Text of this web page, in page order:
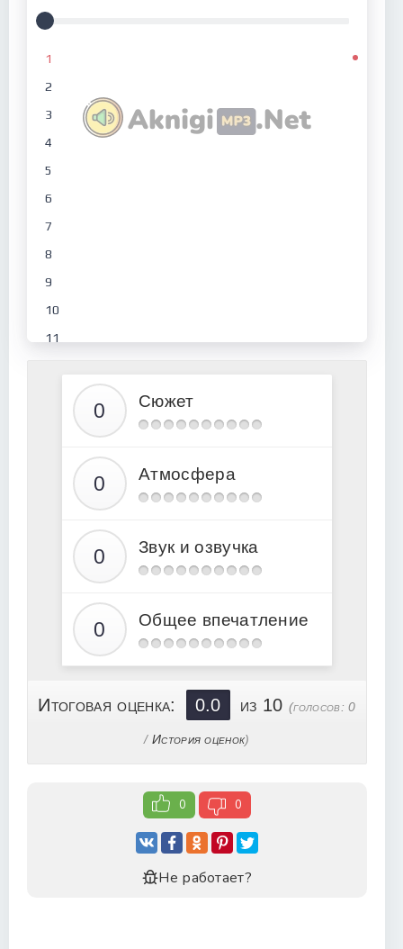
1
2
3
4
5
6
7
8
9
10
11
24
Сюжет
Атмосфера
Звук и озвучка
Общее впечатление
Итоговая оценка: 0.0 из 10(голосов:0
/ История оценок)
0 0
Не работает?